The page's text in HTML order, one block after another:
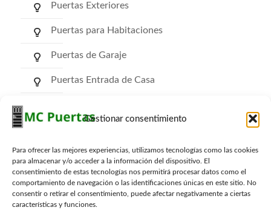
Gestionar consentimiento
Para ofrecer las mejores experiencias, utilizamos tecnologías como las cookies
para almacenar y/o acceder a la información del dispositivo. El
consentimiento de estas tecnologías nos permitirá procesar datos como el
comportamiento de navegación o las identificaciones únicas en este sitio. No
consentir o retirar el consentimiento, puede afectar negativamente a ciertas
características y funciones.
Puertas Exteriores
Puertas para Habitaciones
Puertas de Garaje
Puertas Entrada de Casa
Puertas Trasteros